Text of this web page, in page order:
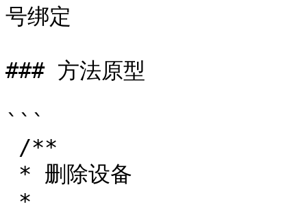
号绑定
### 方法原型
```